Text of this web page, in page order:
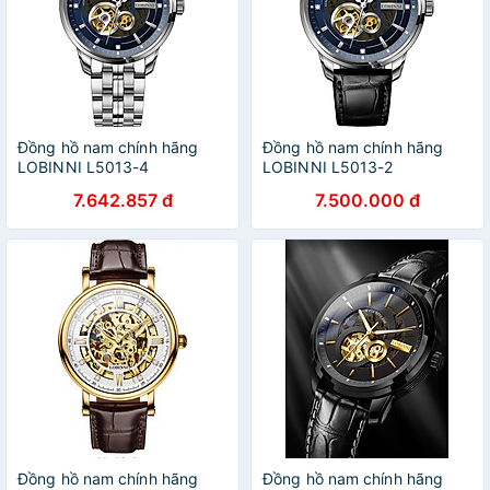
Đồng hồ nam chính hãng
LOBINNI L5013-4
7.642.857 đ
Đồng hồ nam chính hãng
LOBINNI L5013-2
7.500.000 đ
Đồng hồ nam chính hãng
Đồng hồ nam chính hãng